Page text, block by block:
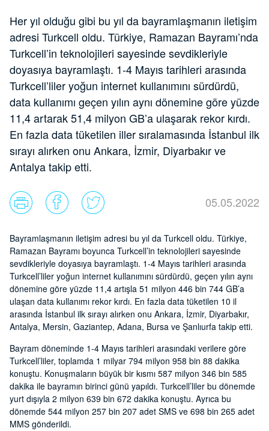
Her yıl olduğu gibi bu yıl da bayramlaşmanın iletişim
adresi Turkcell oldu. Türkiye, Ramazan Bayramı’nda
Turkcell’in teknolojileri sayesinde sevdikleriyle
doyasıya bayramlaştı. 1-4 Mayıs tarihleri arasında
Turkcell’liler yoğun internet kullanımını sürdürdü,
data kullanımı geçen yılın aynı dönemine göre yüzde
11,4 artarak 51,4 milyon GB’a ulaşarak rekor kırdı.
En fazla data tüketilen iller sıralamasında İstanbul ilk
sırayı alırken onu Ankara, İzmir, Diyarbakır ve
Antalya takip etti.
05.05.2022
Bayramlaşmanın iletişim adresi bu yıl da Turkcell oldu. Türkiye,
Ramazan Bayramı boyunca Turkcell’in teknolojileri sayesinde
sevdikleriyle doyasıya bayramlaştı. 1-4 Mayıs tarihleri arasında
Turkcell’liler yoğun internet kullanımını sürdürdü, geçen yılın aynı
dönemine göre yüzde 11,4 artışla 51 milyon 446 bin 744 GB’a
ulaşan data kullanımı rekor kırdı. En fazla data tüketilen 10 il
arasında İstanbul ilk sırayı alırken onu Ankara, İzmir, Diyarbakır,
Antalya, Mersin, Gaziantep, Adana, Bursa ve Şanlıurfa takip etti.
Bayram döneminde 1-4 Mayıs tarihleri arasındaki verilere göre
Turkcell’liler, toplamda 1 milyar 794 milyon 958 bin 88 dakika
konuştu. Konuşmaların büyük bir kısmı 587 milyon 346 bin 585
dakika ile bayramın birinci günü yapıldı. Turkcell’liler bu dönemde
yurt dışıyla 2 milyon 639 bin 672 dakika konuştu. Ayrıca bu
dönemde 544 milyon 257 bin 207 adet SMS ve 698 bin 265 adet
MMS gönderildi.